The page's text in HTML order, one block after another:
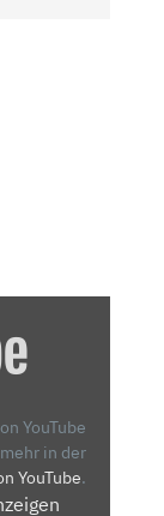
YouTube
in der
YouTube.